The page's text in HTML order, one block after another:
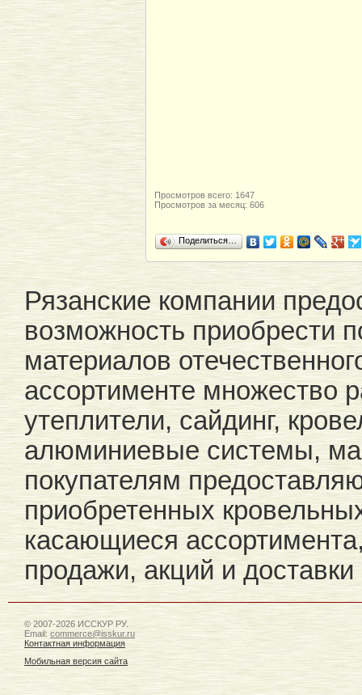
Просмотров всего: 1647
Просмотров за месяц: 606
Поделиться…
Рязанские компании
возможность приобрести
материалов
ассортименте множество
утеплители, сайдинг,
алюминиевые системы,
покупателям
приобретенных
касающиеся
продажи, акций и
© 2007-2026 ИССКУР РУ.
Email: commerce@isskur.ru
Контактная информация
Мобильная версия сайта